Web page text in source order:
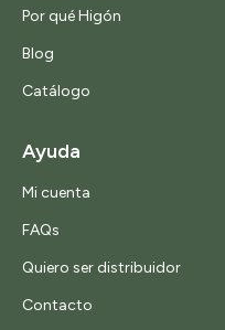
Por qué Higón
Blog
Catálogo
Ayuda
Mi cuenta
FAQs
Quiero ser distribuidor
Contacto